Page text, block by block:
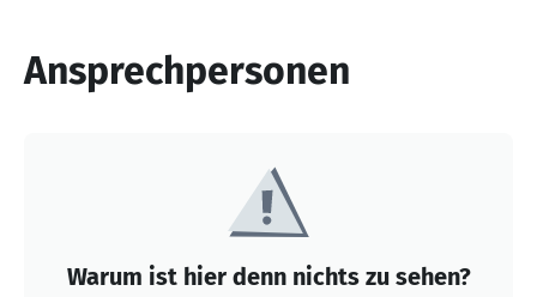
Ansprechpersonen
Warum ist hier denn nichts zu sehen?